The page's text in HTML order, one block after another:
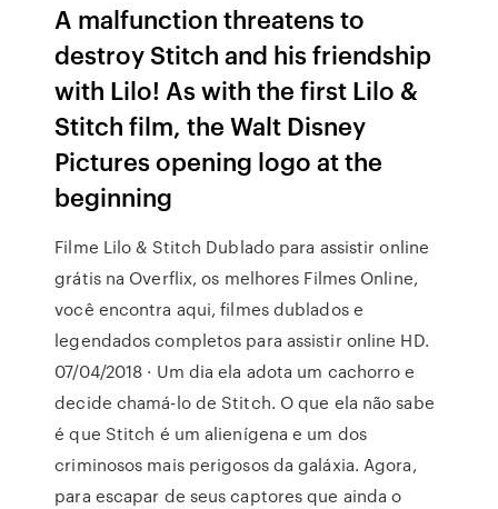
A malfunction threatens to
destroy Stitch and his friendship
with Lilo! As with the first Lilo &
Stitch film, the Walt Disney
Pictures opening logo at the
beginning
Filme Lilo & Stitch Dublado para assistir online
grátis na Overflix, os melhores Filmes Online,
você encontra aqui, filmes dublados e
legendados completos para assistir online HD.
07/04/2018 · Um dia ela adota um cachorro e
decide chamá-lo de Stitch. O que ela não sabe
é que Stitch é um alienígena e um dos
criminosos mais perigosos da galáxia. Agora,
para escapar de seus captores que ainda o